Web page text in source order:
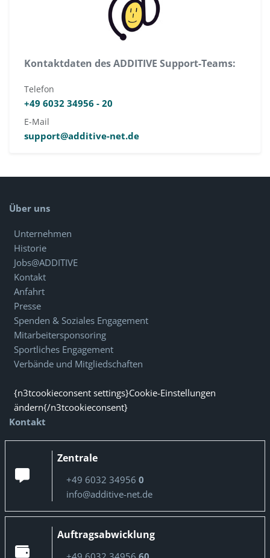
Kontaktdaten des ADDITIVE Support-Teams:
Telefon
+49 6032 34956 - 20
E-Mail
support@additive-net.de
Über uns
Unternehmen
Historie
Jobs@ADDITIVE
Kontakt
Anfahrt
Presse
Spenden & Soziales Engagement
Mitarbeitersponsoring
Sportliches Engagement
Verbände und Mitgliedschaften
{n3tcookieconsent settings}Cookie-Einstellungen
ändern{/n3tcookieconsent}
Kontakt
Zentrale
+49 6032 34956 0
info@additive-net.de
Auftragsabwicklung